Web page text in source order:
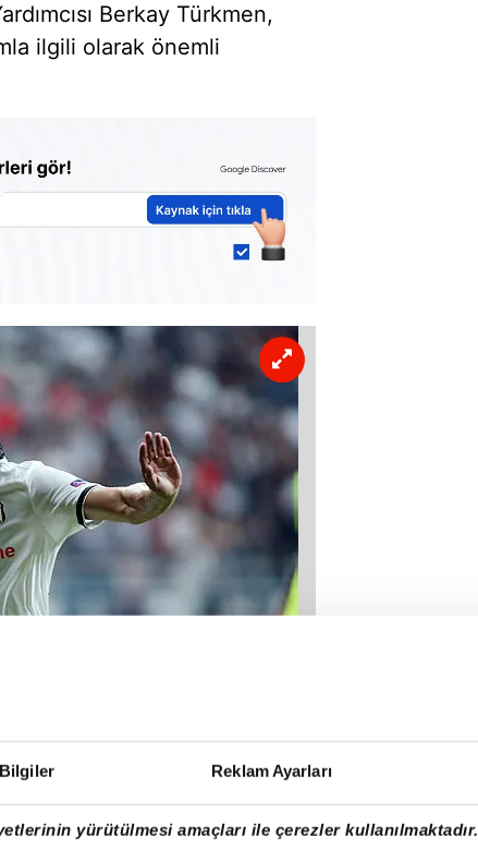
Bilgiler Reklam Ayarları
yürütülmesi amaçları ile çerezler kullanılmaktadır.
Berkay Türkmen,
ilgili olarak önemli